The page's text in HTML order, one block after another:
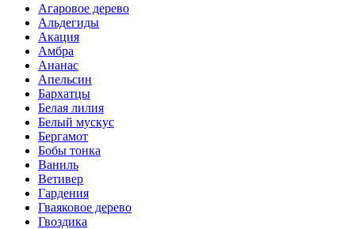
Агаровое дерево
Альдегиды
Акация
Амбра
Ананас
Апельсин
Бархатцы
Белая лилия
Белый мускус
Бергамот
Бобы тонка
Ваниль
Ветивер
Гардения
Гваяковое дерево
Гвоздика